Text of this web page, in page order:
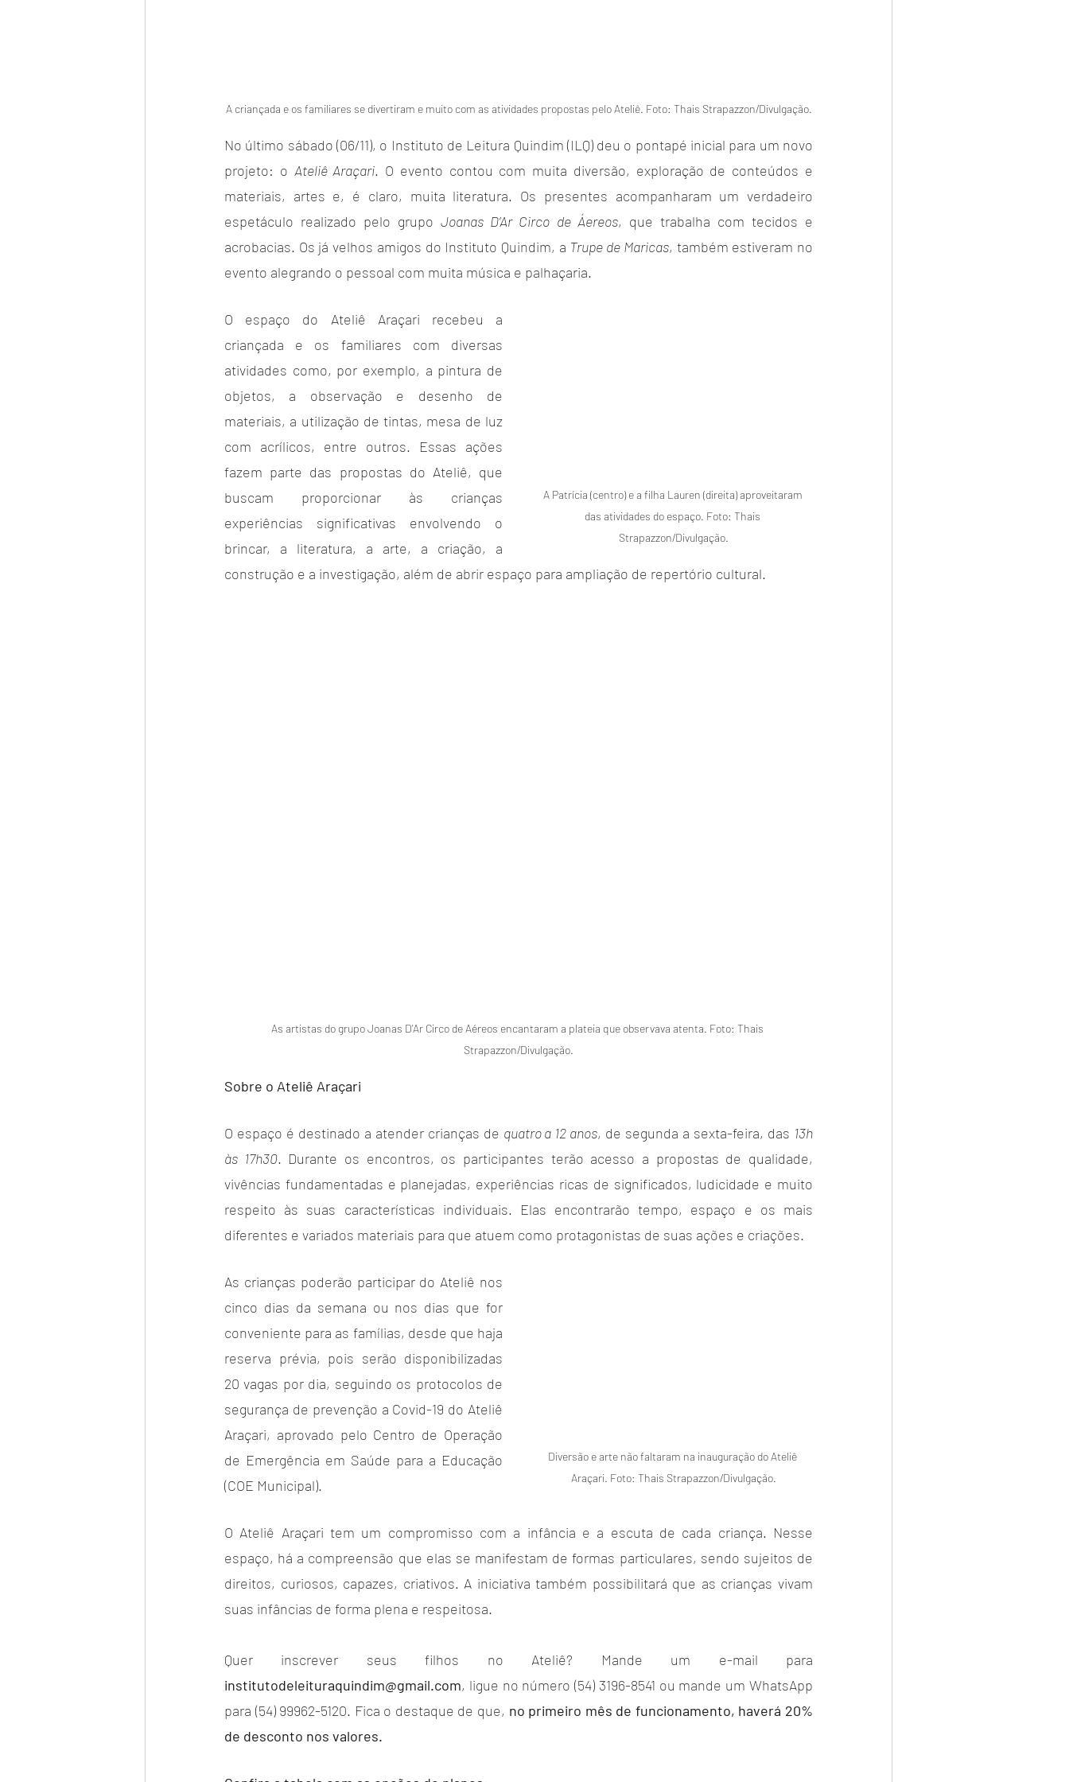
A criançada e os familiares se divertiram e muito com as atividades propostas pelo Ateliê. Foto: Thais Strapazzon/Divulgação.
No último sábado (06/11), o Instituto de Leitura Quindim (ILQ) deu o pontapé inicial para um novo
projeto: o Ateliê Araçari. O evento contou com muita diversão, exploração de conteúdos e
materiais, artes e, é claro, muita literatura. Os presentes acompanharam um verdadeiro
espetáculo realizado pelo grupo Joanas D’Ar Circo de Áereos, que trabalha com tecidos e
acrobacias. Os já velhos amigos do Instituto Quindim, a Trupe de Maricas, também estiveram no
evento alegrando o pessoal com muita música e palhaçaria.
A Patrícia (centro) e a filha Lauren (direita) aproveitaram
das atividades do espaço. Foto: Thais
Strapazzon/Divulgação.
O espaço do Ateliê Araçari recebeu a
criançada e os familiares com diversas
atividades como, por exemplo, a pintura de
objetos, a observação e desenho de
materiais, a utilização de tintas, mesa de luz
com acrílicos, entre outros. Essas ações
fazem parte das propostas do Ateliê, que
buscam proporcionar às crianças
experiências significativas envolvendo o
brincar, a literatura, a arte, a criação, a
construção e a investigação, além de abrir espaço para ampliação de repertório cultural.
As artistas do grupo Joanas D'Ar Circo de Aéreos encantaram a plateia que observava atenta. Foto: Thais
Strapazzon/Divulgação.
Sobre o Ateliê Araçari
O espaço é destinado a atender crianças de quatro a 12 anos, de segunda a sexta-feira, das 13h
às 17h30. Durante os encontros, os participantes terão acesso a propostas de qualidade,
vivências fundamentadas e planejadas, experiências ricas de significados, ludicidade e muito
respeito às suas características individuais. Elas encontrarão tempo, espaço e os mais
diferentes e variados materiais para que atuem como protagonistas de suas ações e criações.
Diversão e arte não faltaram na inauguração do Ateliê
Araçari. Foto: Thais Strapazzon/Divulgação.
As crianças poderão participar do Ateliê nos
cinco dias da semana ou nos dias que for
conveniente para as famílias, desde que haja
reserva prévia, pois serão disponibilizadas
20 vagas por dia, seguindo os protocolos de
segurança de prevenção a Covid-19 do Ateliê
Araçari, aprovado pelo Centro de Operação
de Emergência em Saúde para a Educação
(COE Municipal).
O Ateliê Araçari tem um compromisso com a infância e a escuta de cada criança. Nesse
espaço, há a compreensão que elas se manifestam de formas particulares, sendo sujeitos de
direitos, curiosos, capazes, criativos. A iniciativa também possibilitará que as crianças vivam
suas infâncias de forma plena e respeitosa.
institutodeleituraquindim@gmail.com, ligue no número (54) 3196-8541 ou mande um WhatsApp
para (54) 99962-5120. Fica o destaque de que, no primeiro mês de funcionamento, haverá 20%
de desconto nos valores.